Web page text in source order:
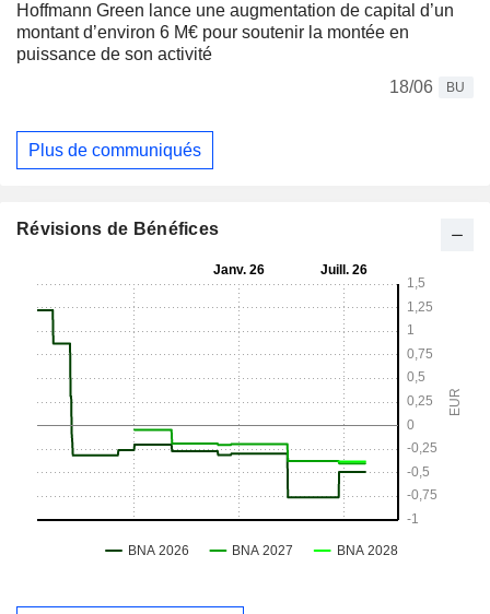
Hoffmann Green lance une augmentation de capital d’un
montant d’environ 6 M€ pour soutenir la montée en
puissance de son activité
18/06
BU
Plus de communiqués
Révisions de Bénéfices